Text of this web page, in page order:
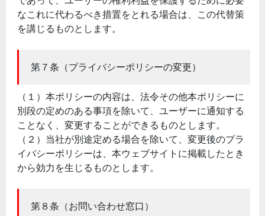
なこれに代わるべき措置をとれる場合は、この代替策
を講じるものとします。
第７条（プライバシーポリシーの変更）
（１）本ポリシーの内容は、法令その他本ポリシーに
別段の定めのある事項を除いて、ユーザーに通知する
ことなく、変更することができるものとします。
（２）当社が別途定める場合を除いて、変更後のプラ
イバシーポリシーは、本ウェブサイトに掲載したとき
から効力を生じるものとします。
第８条（お問い合わせ窓口）